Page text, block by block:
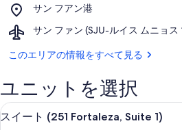
タ
レ
サ
通
り
ラ
デ
ル
ス
サン フアン港
Place,
ン
ア
港
サン ファン (SJU-ルイス ムニョ
Airport,
ン
ン
(SJU-
ル
このエリアの情報をすべて見る
ユニットを選択
ス 16
スイート (251 Fortaleza, Suite 1)